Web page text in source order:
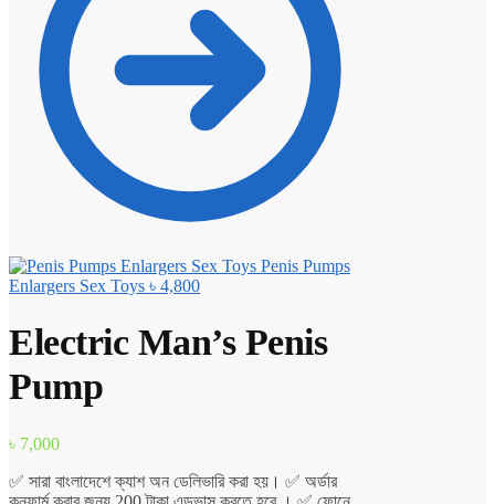
Penis Pumps
Enlargers Sex Toys ৳ 4,800
Electric Man’s Penis
Pump
৳ 7,000
✅ সারা বাংলাদেশে ক্যাশ অন ডেলিভারি করা হয়। ✅ অর্ডার